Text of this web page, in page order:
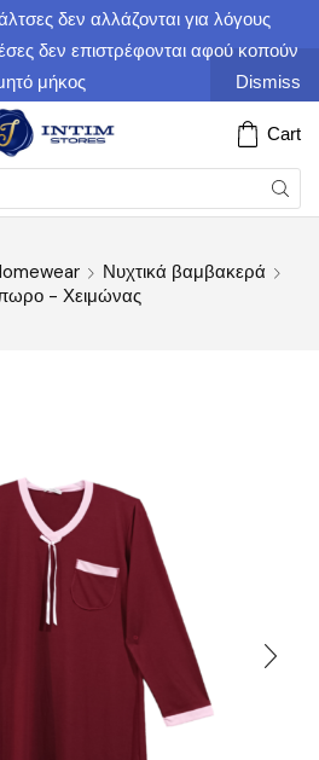
δεν αλλάζονται για λόγους
δεν επιστρέφονται αφού κοπούν
μήκος
Dismiss
Cart
Νυχτικά βαμβακερά
- Χειμώνας